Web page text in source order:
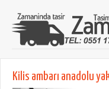
Kilis ambarı anadolu